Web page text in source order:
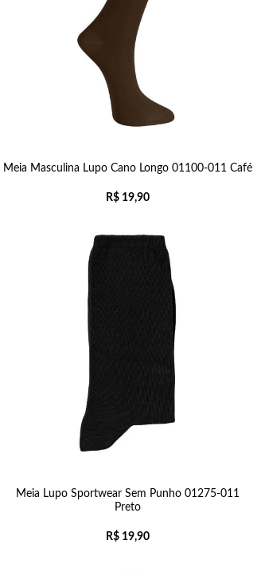
Meia Masculina Lupo Cano Longo 01100-011 Café
R$ 19,90
Meia Lupo Sportwear Sem Punho 01275-011
Preto
R$ 19,90